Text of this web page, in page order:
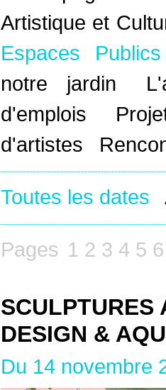
Artistique et
Espaces
notre jardin
d'emplois
d'artistes
Toutes les dates
Pages 1 2 3 4 5 6
SCULPTURES
DESIGN &
Du 14 novembre